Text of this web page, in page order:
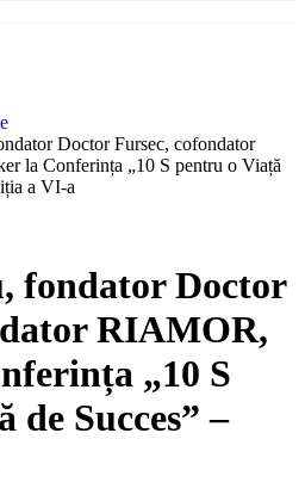
Doctor Fursec, cofondator
la Conferința „10 S pentru o Viață
a VI-a
fondator Doctor
RIAMOR,
„10 S
Succes” –